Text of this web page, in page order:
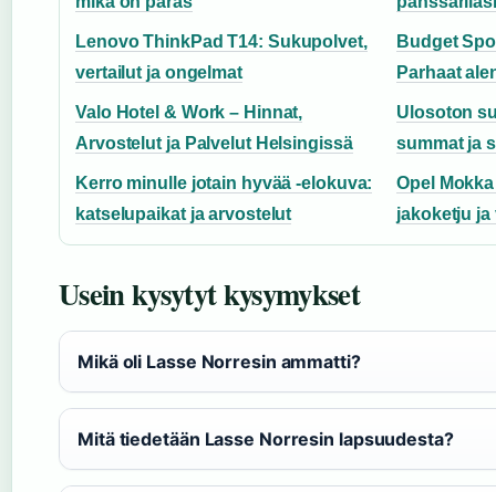
Lenovo ThinkPad T14: Sukupolvet,
vertailut ja ongelmat
Budget
Parhaat
Valo Hotel & Work – Hinnat,
Arvostelut ja Palvelut Helsingissä
Ulosoton
summat ja
Kerro minulle jotain hyvää -elokuva:
katselupaikat ja arvostelut
Opel
jakoketju ja
Usein kysytyt kysymykset
Mikä oli Lasse Norresin ammatti?
Mitä tiedetään Lasse Norresin lapsuudesta?